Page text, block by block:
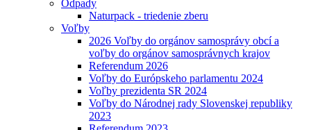
Odpady
Naturpack - triedenie zberu
Voľby
2026 Voľby do orgánov samosprávy obcí a
voľby do orgánov samosprávnych krajov
Referendum 2026
Voľby do Európskeho parlamentu 2024
Voľby prezidenta SR 2024
Voľby do Národnej rady Slovenskej republiky
2023